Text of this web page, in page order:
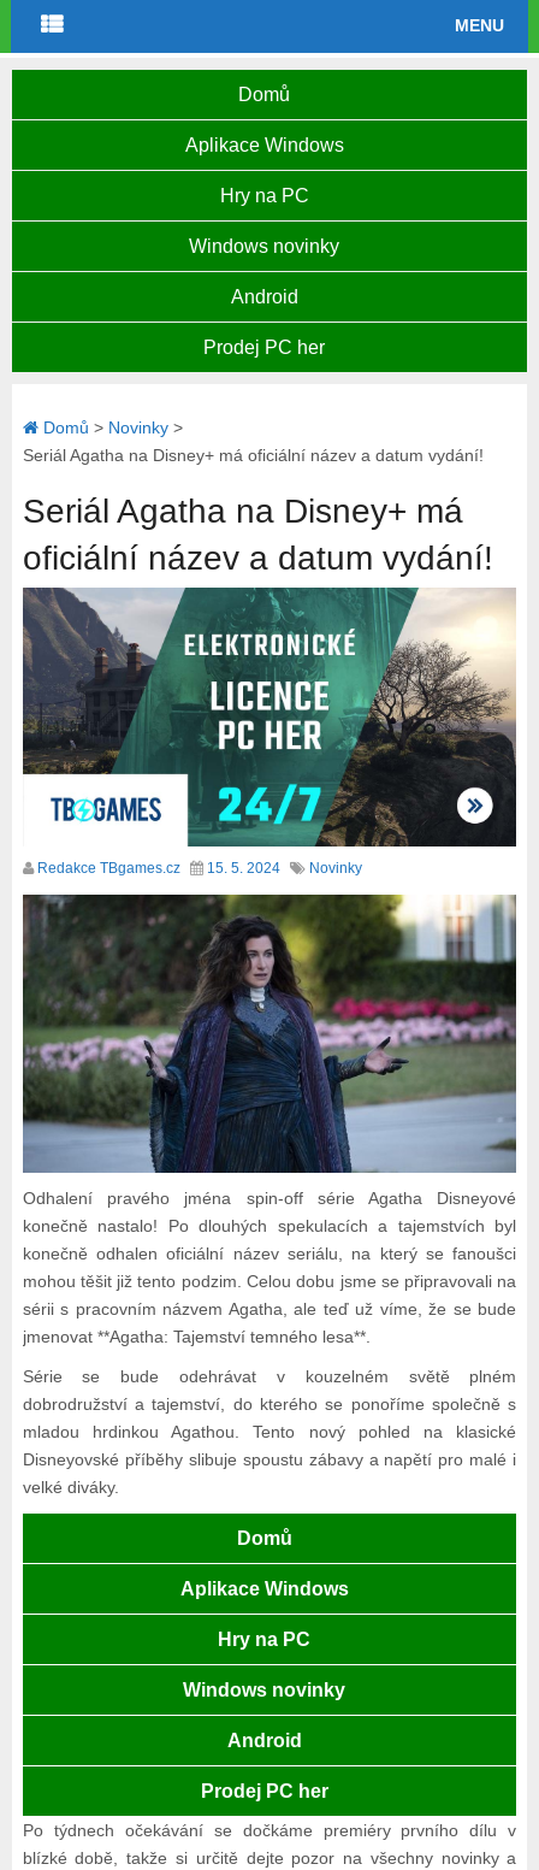
MENU
Domů
Aplikace Windows
Hry na PC
Windows novinky
Android
Prodej PC her
Domů > Novinky>
Seriál Agatha na Disney+ má oficiální název a datum vydání!
Seriál Agatha na Disney+ má
oficiální název a datum vydání!
Redakce TBgames.cz 15. 5. 2024 Novinky
Odhalení pravého jména spin-off série Agatha Disneyové
konečně nastalo! Po dlouhých spekulacích a tajemstvích byl
konečně odhalen oficiální název seriálu, na který se fanoušci
mohou těšit již tento podzim. Celou dobu jsme se připravovali na
sérii s pracovním názvem Agatha, ale teď už víme, že se bude
jmenovat **Agatha: Tajemství temného lesa**.
Série se bude odehrávat v kouzelném světě plném
dobrodružství a tajemství, do kterého se ponoříme společně s
mladou hrdinkou Agathou. Tento nový pohled na klasické
Disneyovské příběhy slibuje spoustu zábavy a napětí pro malé i
velké diváky.
Domů
Aplikace Windows
Hry na PC
Windows novinky
Android
Prodej PC her
Po týdnech očekávání se dočkáme premiéry prvního dílu v
blízké době, takže si určitě dejte pozor na všechny novinky a